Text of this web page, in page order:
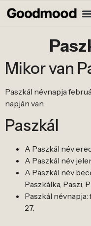
Mikor van
Paszkál névnapja február
napján van.
Paszkál
A Paszkál név
A Paszkál név
A Paszkál név
Paszkálka, Paszi,
Paszkál névnapja:
27.